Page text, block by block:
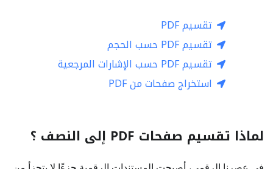
تقسيم PDF
تقسيم PDF حسب الحجم
تقسيم PDF حسب الإشارات المرجعية
استخراج صفحات من PDF
لماذا تقسيم صفحات PDF إلى النصف ؟